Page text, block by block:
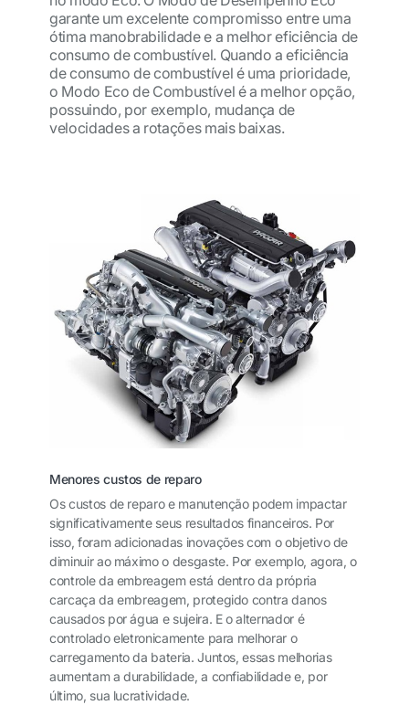
garante um excelente compromisso entre uma
ótima manobrabilidade e a melhor eficiência de
consumo de combustível. Quando a eficiência
de consumo de combustível é uma prioridade,
o Modo Eco de Combustível é a melhor opção,
possuindo, por exemplo, mudança de
velocidades a rotações mais baixas.
Menores custos de reparo
Os custos de reparo e manutenção podem impactar
significativamente seus resultados financeiros. Por
isso, foram adicionadas inovações com o objetivo de
diminuir ao máximo o desgaste. Por exemplo, agora, o
controle da embreagem está dentro da própria
carcaça da embreagem, protegido contra danos
causados ​​por água e sujeira. E o alternador é
controlado eletronicamente para melhorar o
carregamento da bateria. Juntos, essas melhorias
aumentam a durabilidade, a confiabilidade e, por
último, sua lucratividade.